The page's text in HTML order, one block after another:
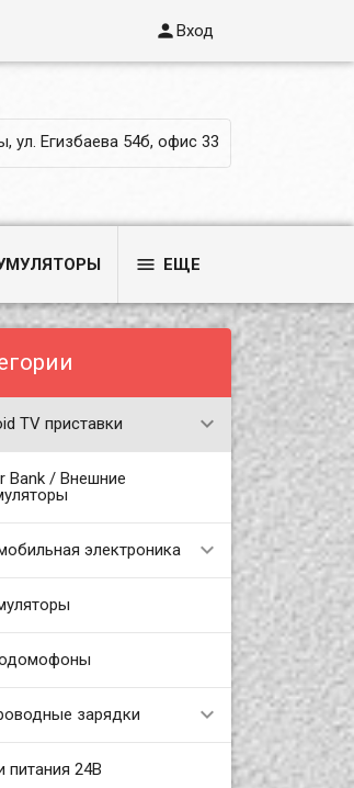
Вход
ул. Егизбаева 54б, офис 33
 ЕЩЕ
TV приставки
Bank / Внешние
электроника
зарядки
питания 24В